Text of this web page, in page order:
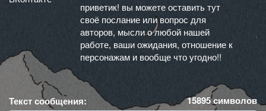
приветик! вы можете оставить тут
своё послание или вопрос для
авторов, мысли о любой нашей
работе, ваши ожидания, отношение к
персонажам и вообще что угодно!!
Текст сообщения: 15895символов